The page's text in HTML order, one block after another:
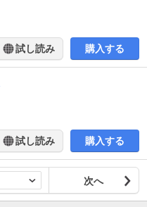
試し読み 購入する
試し読み 購入する
次へ